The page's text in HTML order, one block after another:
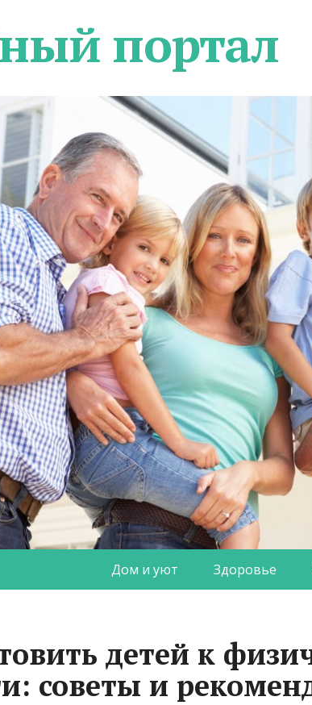
портал
Дом и уют Здоровье
детей к
советы и